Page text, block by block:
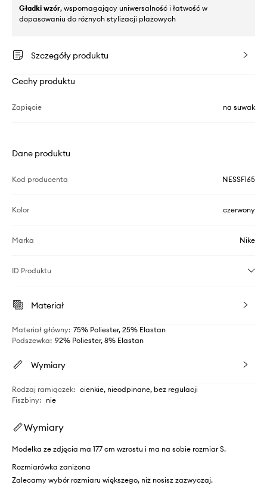
Gładki wzór, wspomagający uniwersalność i łatwość w
dopasowaniu do różnych stylizacji plażowych
Szczegóły produktu
Cechy produktu
Zapięcie na suwak
Dane produktu
Kod producenta NESSF165
Kolor czerwony
Marka Nike
ID Produktu
Materiał
Materiał główny: 75% Poliester, 25% Elastan
Podszewka: 92% Poliester, 8% Elastan
Wymiary
Rodzaj ramiączek: cienkie, nieodpinane, bez regulacji
Fiszbiny: nie
Wymiary
Modelka ze zdjęcia ma 177 cm wzrostu i ma na sobie rozmiar S.
Rozmiarówka zaniżona
Zalecamy wybór rozmiaru większego, niż nosisz zazwyczaj.